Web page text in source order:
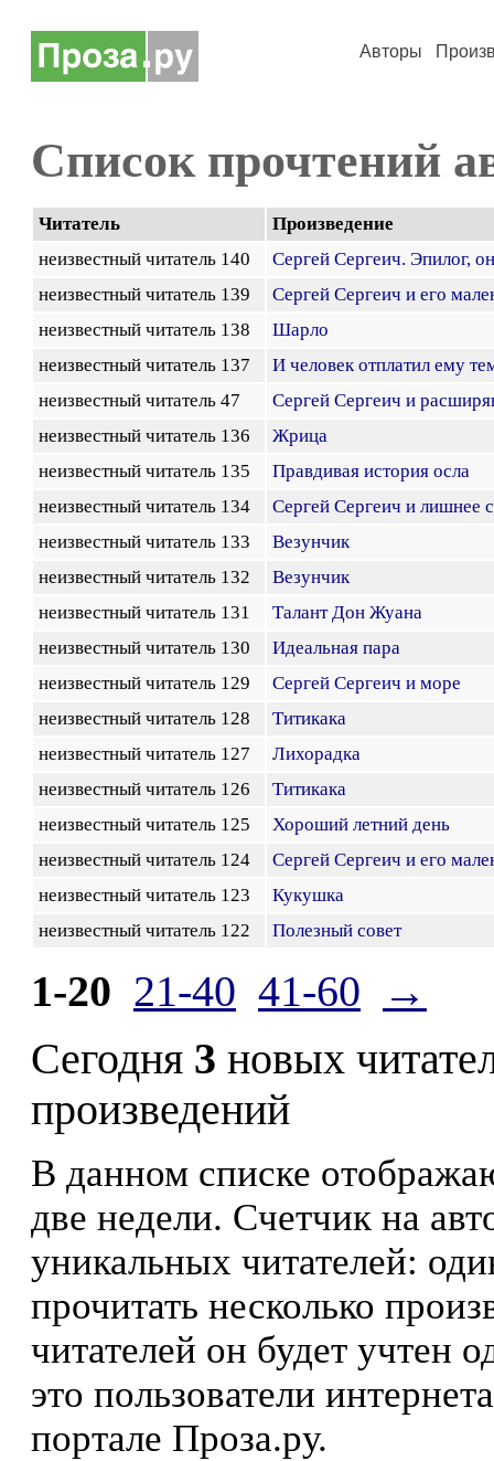
Авторы
Список прочтений
Читатель
Произведение
неизвестный читатель 140
Сергей Сергеич. Эпилог,
неизвестный читатель 139
Сергей Сергеич и его
неизвестный читатель 138
Шарло
неизвестный читатель 137
И человек отплатил ему
неизвестный читатель 47
Сергей Сергеич и
неизвестный читатель 136
Жрица
неизвестный читатель 135
Правдивая история осла
неизвестный читатель 134
Сергей Сергеич и лишнее
неизвестный читатель 133
Везунчик
неизвестный читатель 132
Везунчик
неизвестный читатель 131
Талант Дон Жуана
неизвестный читатель 130
Идеальная пара
неизвестный читатель 129
Сергей Сергеич и море
неизвестный читатель 128
Титикака
неизвестный читатель 127
Лихорадка
неизвестный читатель 126
Титикака
неизвестный читатель 125
Хороший летний день
неизвестный читатель 124
Сергей Сергеич и его
неизвестный читатель 123
Кукушка
неизвестный читатель 122
Полезный совет
1-20 21-40 41-60
→
Сегодня 3 новых
произведений
В данном списке
две недели. Счетчик на
уникальных читателей:
прочитать несколько
читателей он будет учтен
это пользователи
портале Проза.ру.